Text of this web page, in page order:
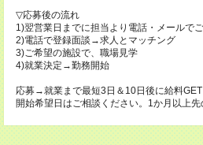
▽応募後の流れ
1)翌営業日までに担当より電話・メールで
2)電話で登録面談→求人とマッチング
3)ご希望の施設で、職場見学
4)就業決定→勤務開始
応募→就業まで最短3日＆10日後に給料GET
開始希望日はご相談ください。1か月以上先